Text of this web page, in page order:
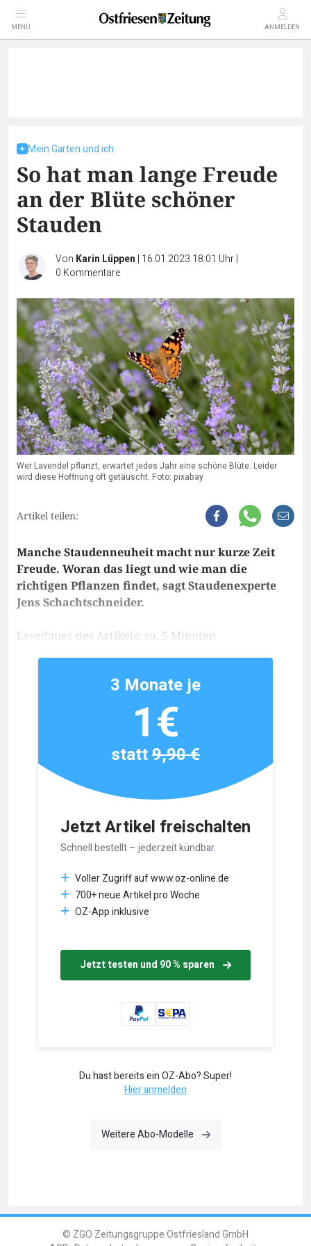
MENÜ ANMELDEN
Mein Garten und ich
So hat man lange Freude
an der Blüte schöner
Stauden
Von Karin Lüppen | 16.01.2023 18:01 Uhr|
0 Kommentare
Wer Lavendel pflanzt, erwartet jedes Jahr eine schöne Blüte. Leider
wird diese Hoffnung oft getäuscht. Foto: pixabay
Artikel teilen:
Manche Staudenneuheit macht nur kurze Zeit
Freude. Woran das liegt und wie man die
richtigen Pflanzen findet, sagt Staudenexperte
Jens Schachtschneider.
Lesedauer des Artikels: ca. 5 Minuten
Jetzt Artikel freischalten
Schnell bestellt – jederzeit kündbar.
Voller Zugriff auf www.oz-online.de
700+ neue Artikel pro Woche
OZ-App inklusive
Jetzt testen und 90 % sparen
3 Monate je
1€
statt9,90 €
Du hast bereits ein OZ-Abo? Super!
Hier anmelden
Weitere Abo-Modelle
© ZGO Zeitungsgruppe Ostfriesland GmbH